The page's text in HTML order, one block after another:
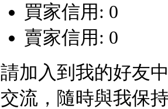
買家信用: 0
賣家信用: 0
請加入到我的好友
交流，隨時與我保